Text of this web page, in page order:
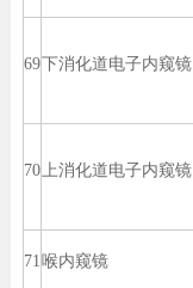
69下消化道电子内窥镜
70上消化道电子内窥镜
71喉内窥镜